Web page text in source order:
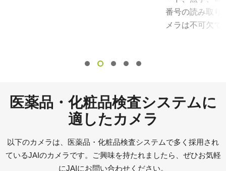
番号の読み取り
メラは不可欠で
医薬品・化粧品検査システムに
適したカメラ
以下のカメラは、医薬品・化粧品検査システムで多く採用され
ているJAIのカメラです。ご興味を持たれましたら、ぜひお気軽
にJAIにお問い合わせください。